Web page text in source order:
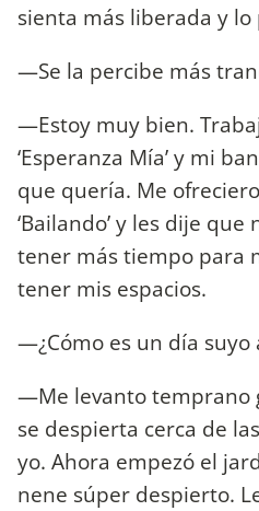
sienta más liberada y lo
—Se la percibe más
—Estoy muy bien.
‘Esperanza Mía’ y mi
que quería. Me
‘Bailando’ y les dije
tener más tiempo para
tener mis espacios.
—¿Cómo es un día suyo
—Me levanto temprano
se despierta cerca de
yo. Ahora empezó el
nene súper despierto.